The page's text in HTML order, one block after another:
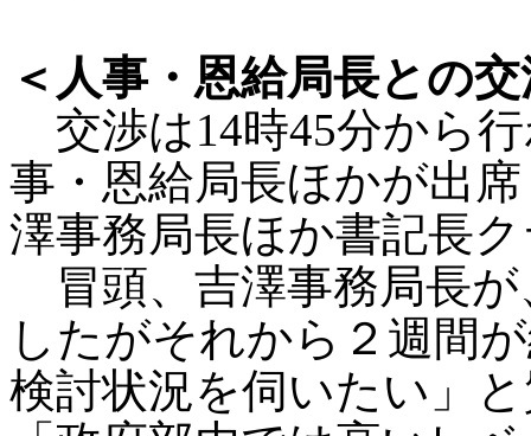
＜人事・恩給局長との
交渉は14時45分から
事・恩給局長ほかが出
澤事務局長ほか書記長
冒頭、吉澤事務局長が
したがそれから２週間
検討状況を伺いたい」